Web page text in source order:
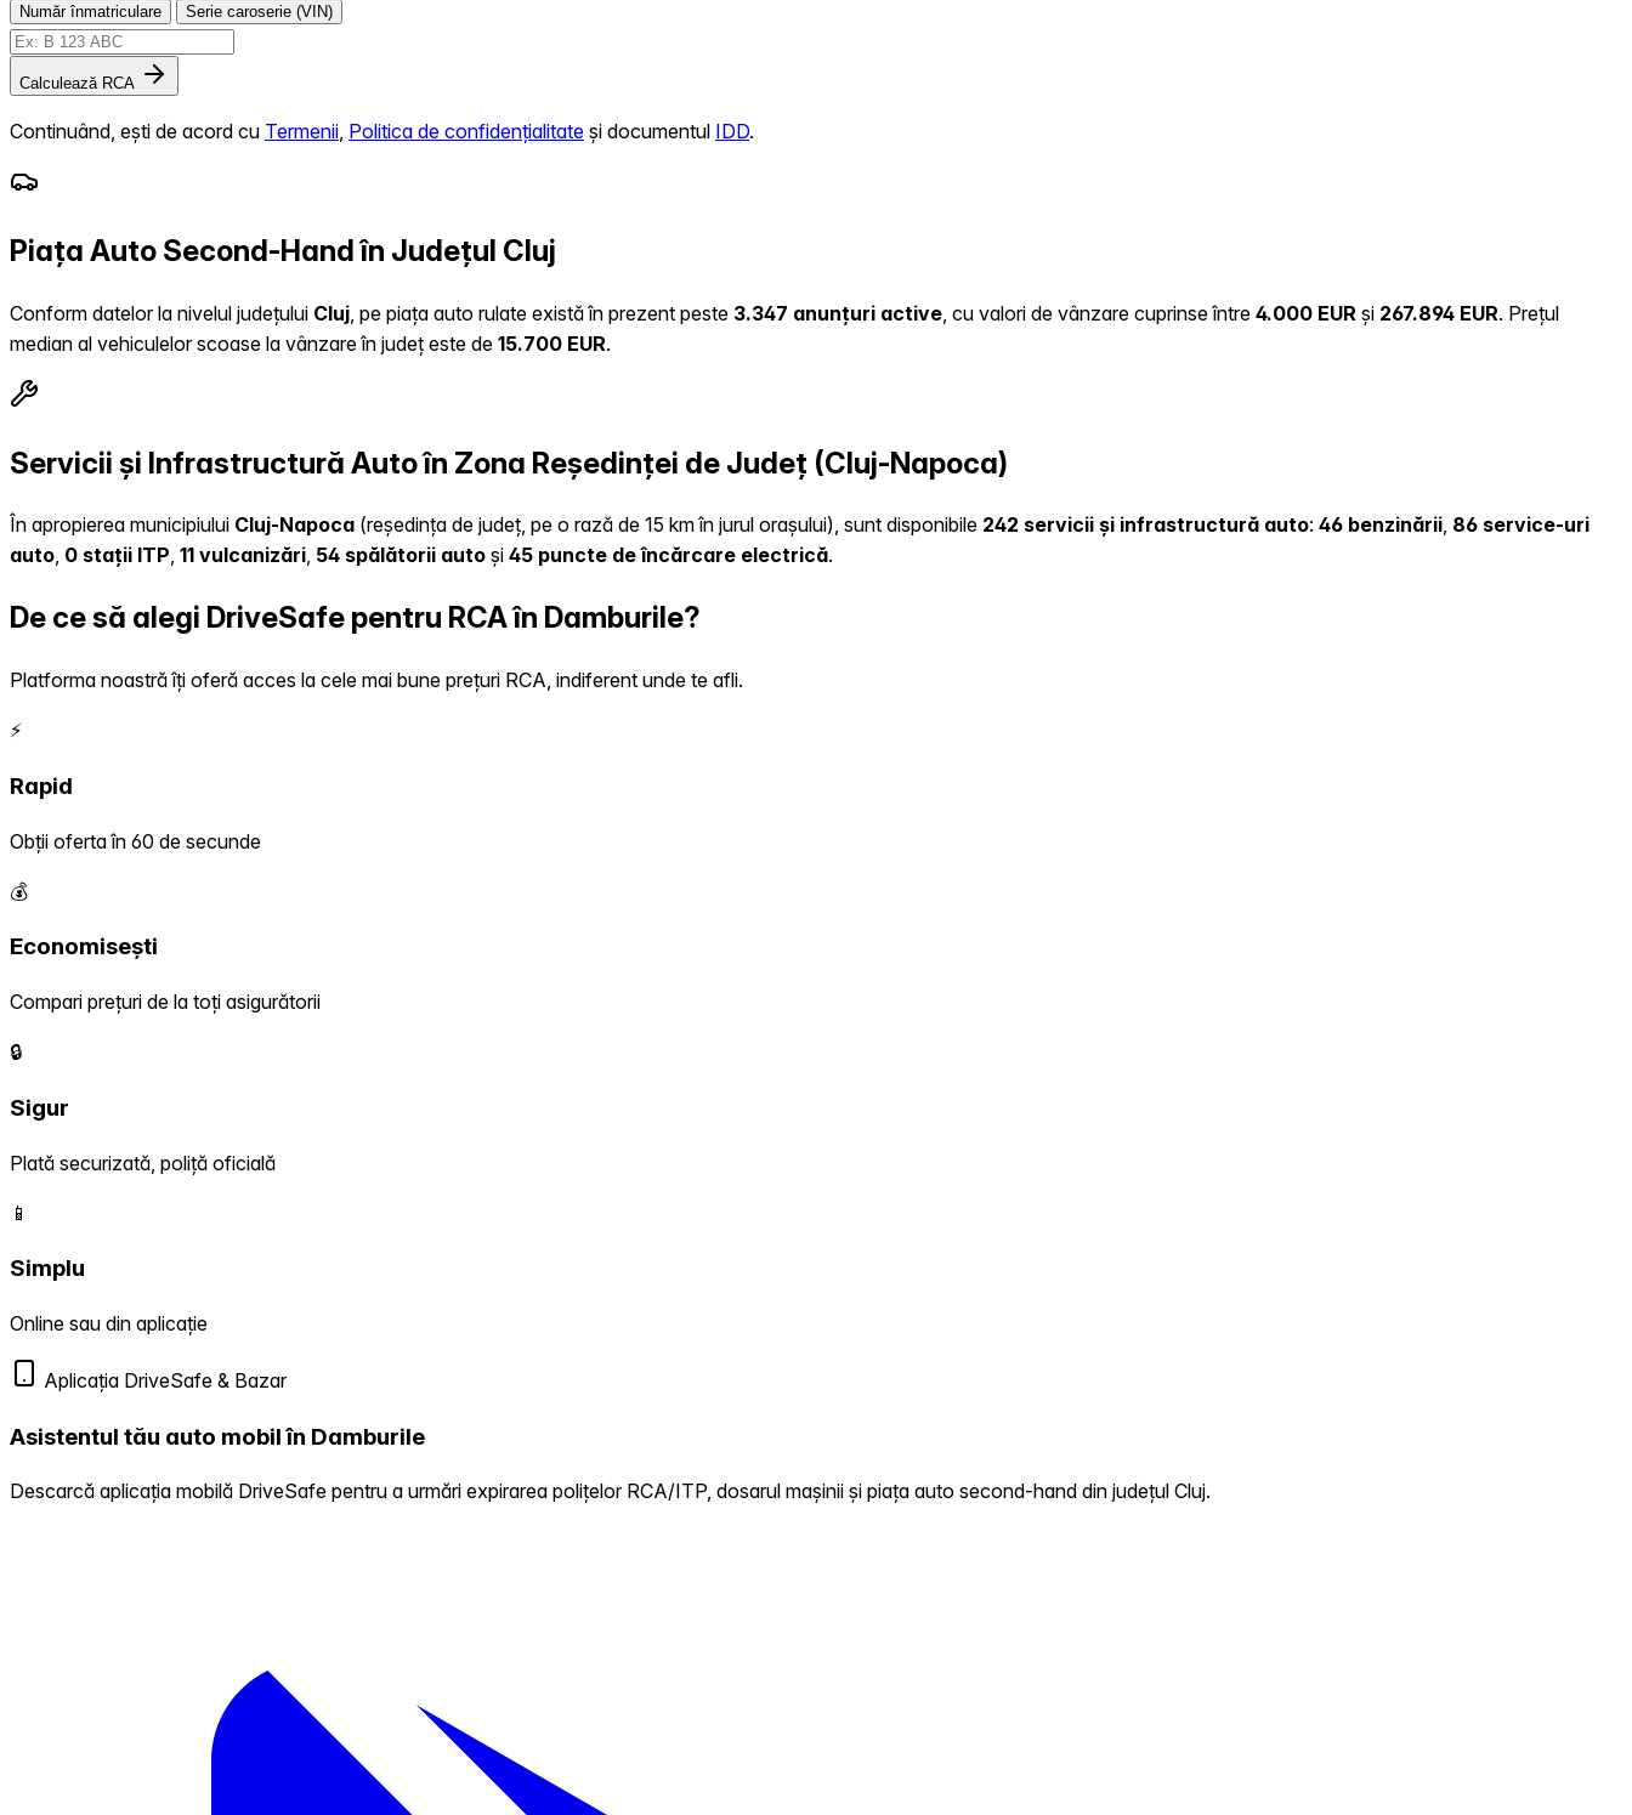
Număr înmatriculare Serie caroserie (VIN)
Calculează RCA
Continuând, ești de acord cu Termenii Politica de confidențialitate și documentul IDD.
Piața Auto Second-Hand în Județul Cluj
Conform datelor la nivelul județului Cluj , pe piața auto rulate există în prezent peste 3.347 anunțuri active , cu valori de vânzare cuprinse între 4.000 EUR și 267.894 EUR. Prețul
median al vehiculelor scoase la vânzare în județ este de 15.700 EUR.
Servicii și Infrastructură Auto în Zona Reședinței de Județ (Cluj-Napoca)
În apropierea municipiului Cluj-Napoca (reședința de județ, pe o rază de 15 km în jurul orașului), sunt disponibile 242 servicii și infrastructură auto: 46 benzinării, 86 service-uri
auto, 0 stații ITP, 11 vulcanizări, 54 spălătorii auto și 45 puncte de încărcare electrică.
De ce să alegi DriveSafe pentru RCA în Damburile?
Platforma noastră îți oferă acces la cele mai bune prețuri RCA, indiferent unde te afli.
⚡
Rapid
Obții oferta în 60 de secunde
💰
Economisești
Compari prețuri de la toți asigurătorii
🔒
Sigur
Plată securizată, poliță oficială
📱
Simplu
Online sau din aplicație
Aplicația DriveSafe & Bazar
Asistentul tău auto mobil în Damburile
Descarcă aplicația mobilă DriveSafe pentru a urmări expirarea polițelor RCA/ITP, dosarul mașinii și piața auto second-hand din județul Cluj.